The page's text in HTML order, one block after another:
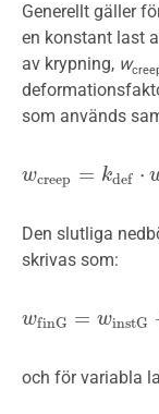
Generellt gäller
en konstant last
av krypning, w
som används
wcreep = kdef ⋅
wcreep =k def⋅w in
Den slutliga
skrivas som:
wfinG = winstG
wfnG =w nstG+w
och för variabla